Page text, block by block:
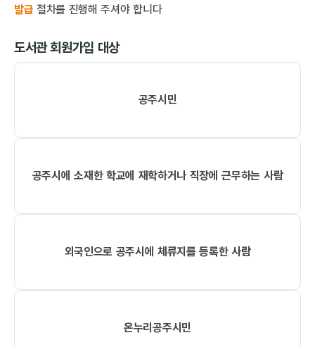
발급 절차를 진행해 주셔야 합니다
도서관 회원가입 대상
공주시민
공주시에 소재한 학교에 재학하거나 직장에 근무하는 사람
외국인으로 공주시에 체류지를 등록한 사람
온누리공주시민